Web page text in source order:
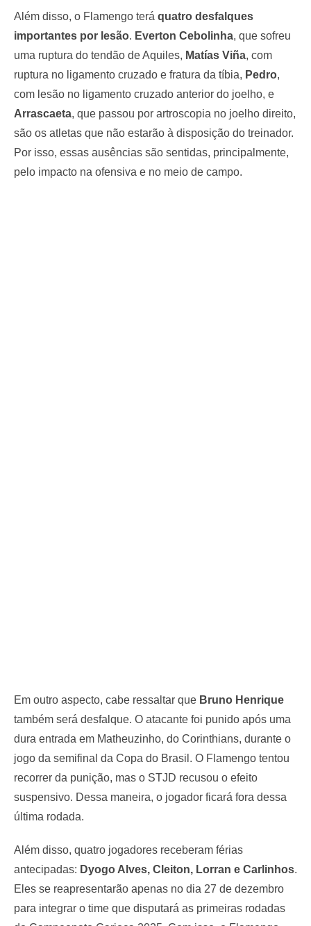
Além disso, o Flamengo terá quatro desfalques
importantes por lesão. Everton Cebolinha, que sofreu
uma ruptura do tendão de Aquiles, Matías Viña, com
ruptura no ligamento cruzado e fratura da tíbia, Pedro,
com lesão no ligamento cruzado anterior do joelho, e
Arrascaeta, que passou por artroscopia no joelho direito,
são os atletas que não estarão à disposição do treinador.
Por isso, essas ausências são sentidas, principalmente,
pelo impacto na ofensiva e no meio de campo.
Em outro aspecto, cabe ressaltar que Bruno Henrique
também será desfalque. O atacante foi punido após uma
dura entrada em Matheuzinho, do Corinthians, durante o
jogo da semifinal da Copa do Brasil. O Flamengo tentou
recorrer da punição, mas o STJD recusou o efeito
suspensivo. Dessa maneira, o jogador ficará fora dessa
última rodada.
Além disso, quatro jogadores receberam férias
antecipadas: Dyogo Alves, Cleiton, Lorran e Carlinhos.
Eles se reapresentarão apenas no dia 27 de dezembro
para integrar o time que disputará as primeiras rodadas